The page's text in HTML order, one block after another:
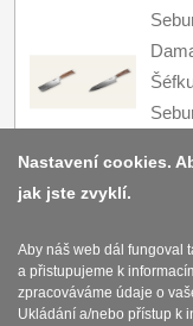
Nastavení cookies.
jak jste zvyklí.
Aby náš web dál fungoval
a přistupujeme k
zpracováváme údaje o
Ukládání a/nebo přístup k